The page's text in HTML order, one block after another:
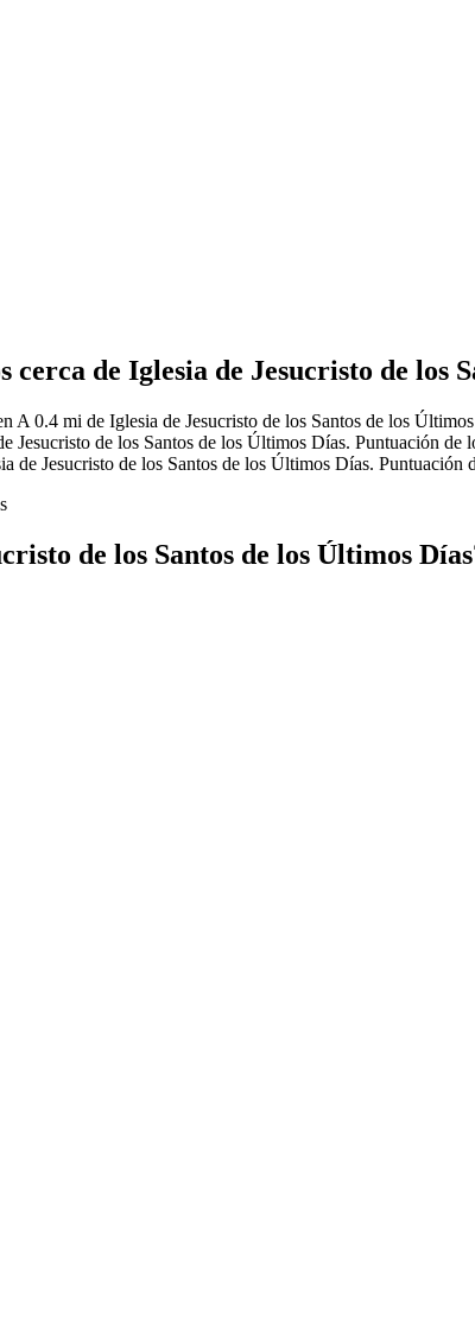
de Iglesia de Jesucristo de los
A 0.4 mi de Iglesia de Jesucristo de los Santos de los
de los Santos de los Últimos Días. Puntuación de
Jesucristo de los Santos de los Últimos Días. Puntuación
de los Santos de los Últimos